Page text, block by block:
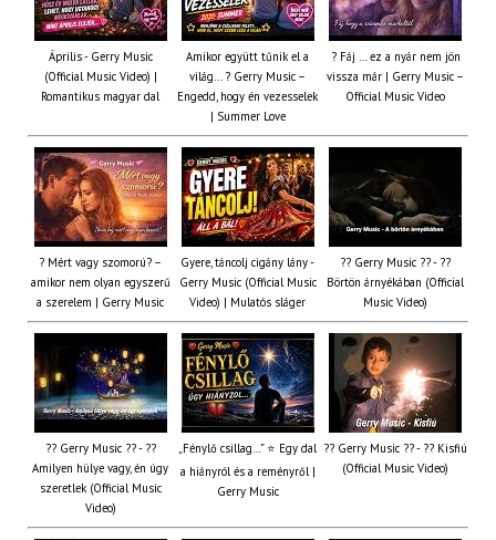
Április - Gerry Music
(Official Music Video) |
Romantikus magyar dal
Amikor együtt tűnik el a
világ... ? Gerry Music –
Engedd, hogy én vezesselek
| Summer Love
? Fáj … ez a nyár nem jön
vissza már | Gerry Music –
Official Music Video
? Mért vagy szomorú? –
amikor nem olyan egyszerű
a szerelem | Gerry Music
Gyere, táncolj cigány lány -
Gerry Music (Official Music
Video) | Mulatós sláger
?? Gerry Music ?? - ??
Börtön árnyékában (Official
Music Video)
?? Gerry Music ?? - ??
Amilyen hülye vagy, én úgy
szeretlek (Official Music
Video)
„Fénylő csillag…” ⭐ Egy dal
a hiányról és a reményről |
Gerry Music
?? Gerry Music ?? - ?? Kisfiú
(Official Music Video)